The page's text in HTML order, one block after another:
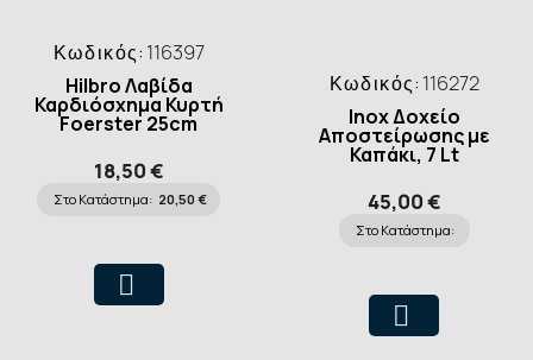
Κωδικός: 116397
Hilbro Λαβίδα
Καρδιόσχημα Κυρτή
Foerster 25cm
18,50 €
Στο Κατάστημα: 20,50 €
Κωδικός: 116272
Inox Δοχείο
Αποστείρωσης με
Καπάκι, 7 Lt
45,00 €
Στο Κατάστημα: